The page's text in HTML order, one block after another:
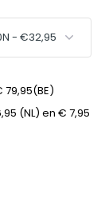
(NL) en € 7,95